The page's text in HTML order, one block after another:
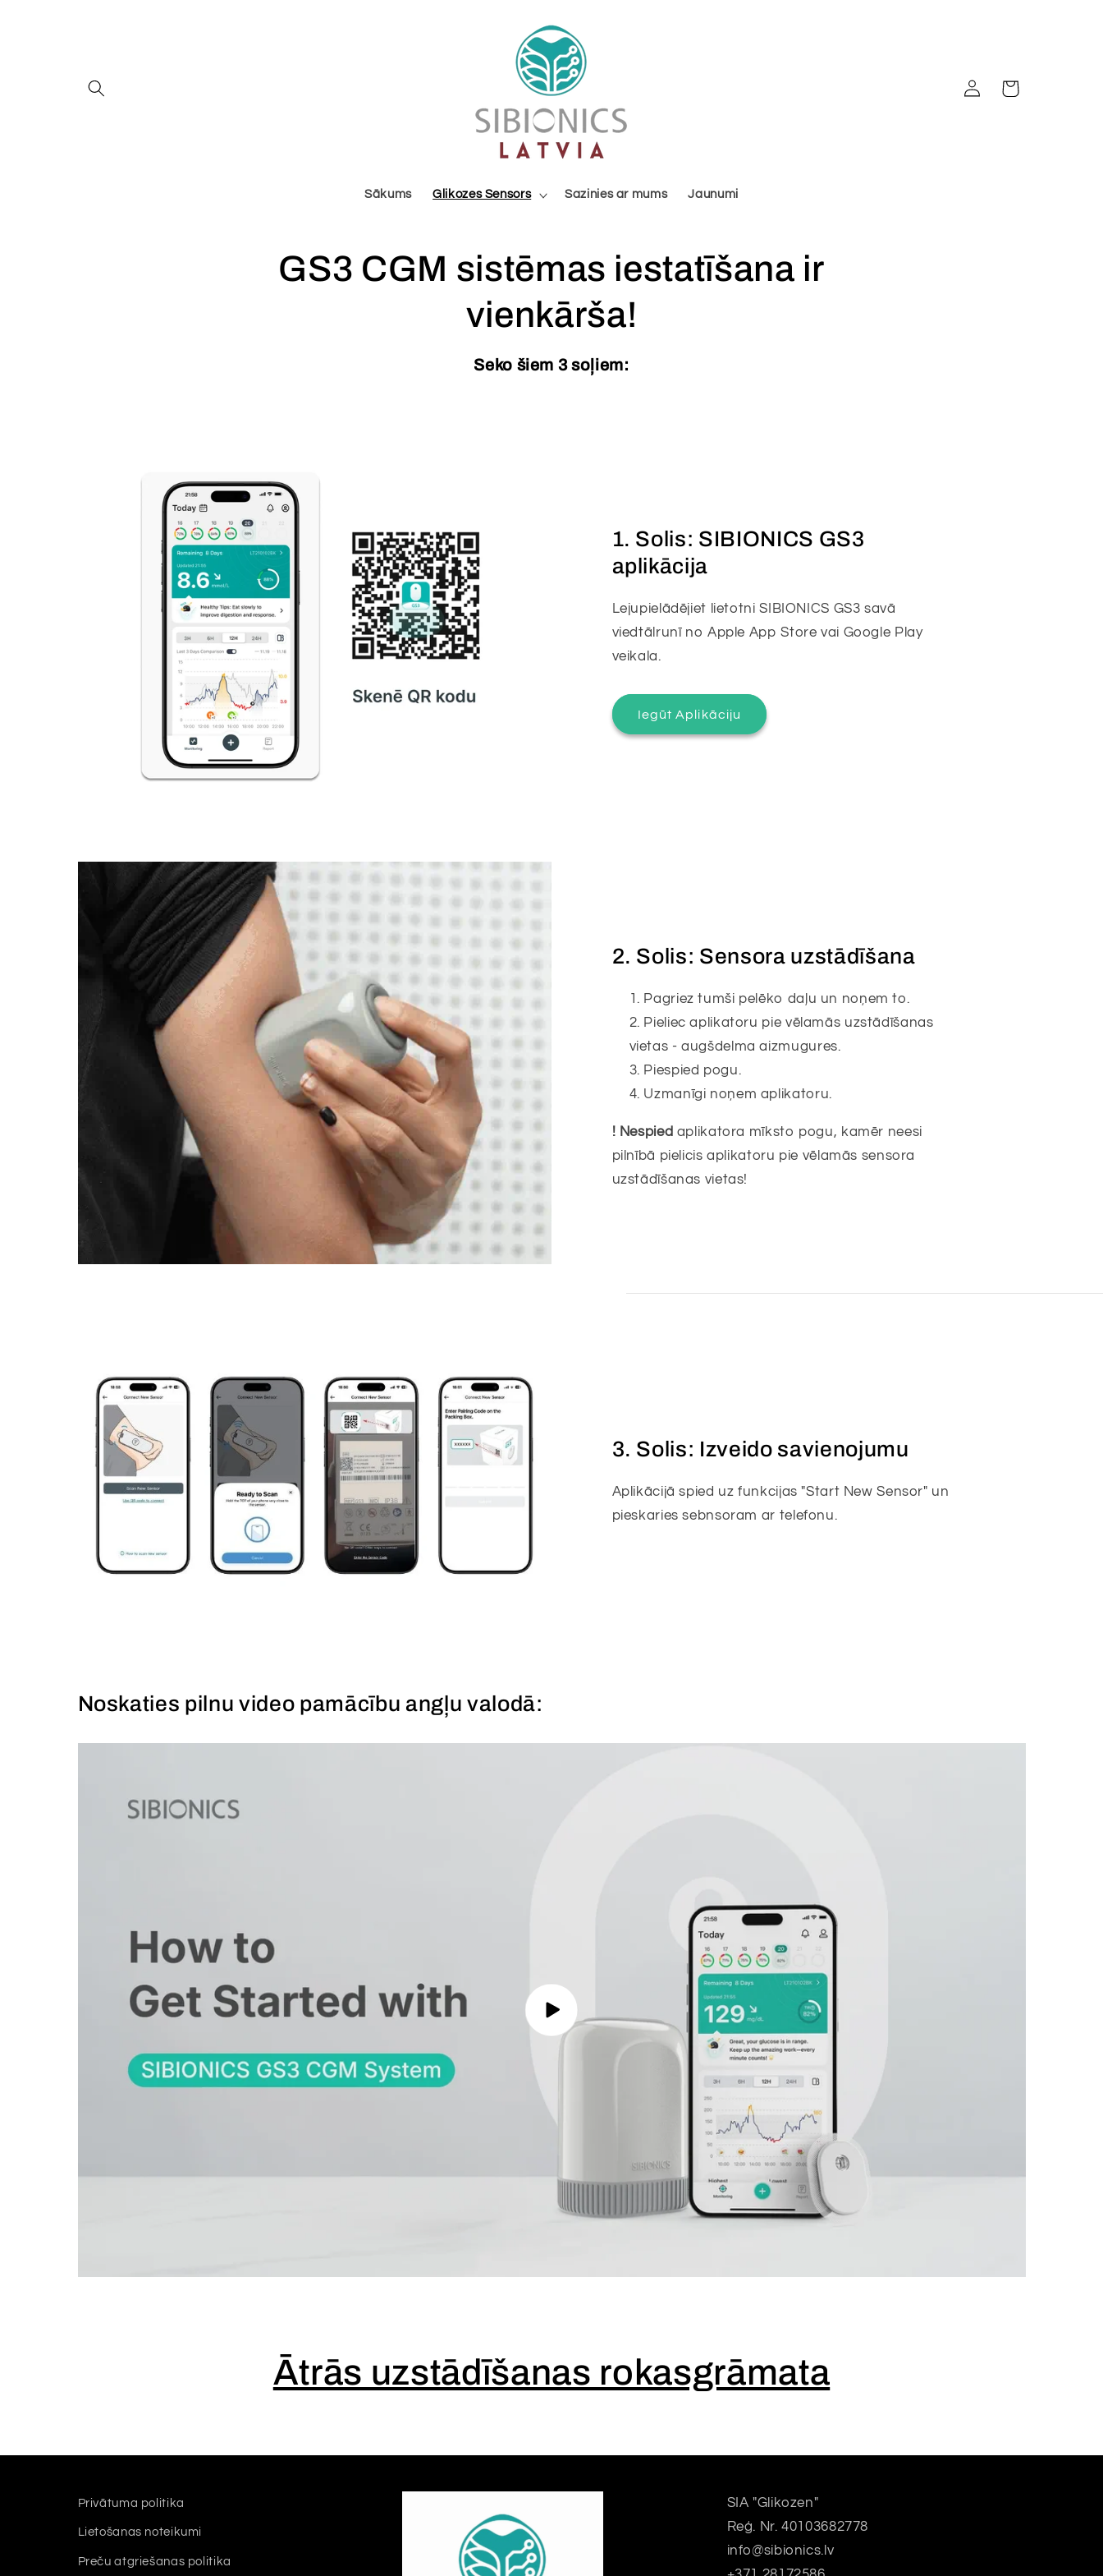
Sākums Glikozes Sensors Sazinies ar mums Jaunumi
PieslēgtiesRatiņi
GS3 CGM sistēmas iestatīšana ir
vienkārša!
Seko šiem 3 soļiem:
1. Solis: SIBIONICS GS3
aplikācija
Lejupielādējiet lietotni SIBIONICS GS3 savā
viedtālrunī no Apple App Store vai Google Play
veikala.
Iegūt Aplikāciju
2. Solis: Sensora uzstādīšana
Pagriez tumši pelēko daļu un noņem to.
Pieliec aplikatoru pie vēlamās uzstādīšanas
vietas - augšdelma aizmugures.
Piespied pogu.
Uzmanīgi noņem aplikatoru.
! Nespied aplikatora mīksto pogu, kamēr neesi
pilnībā pielicis aplikatoru pie vēlamās sensora
uzstādīšanas vietas!
3. Solis: Izveido savienojumu
Aplikācijā spied uz funkcijas "Start New Sensor" un
pieskaries sebnsoram ar telefonu.
Noskaties pilnu video pamācību angļu valodā:
Ātrās uzstādīšanas rokasgrāmata
Privātuma politika
Lietošanas noteikumi
Preču atgriešanas politika
SIA "Glikozen"
Reģ. Nr. 40103682778
info@sibionics.lv